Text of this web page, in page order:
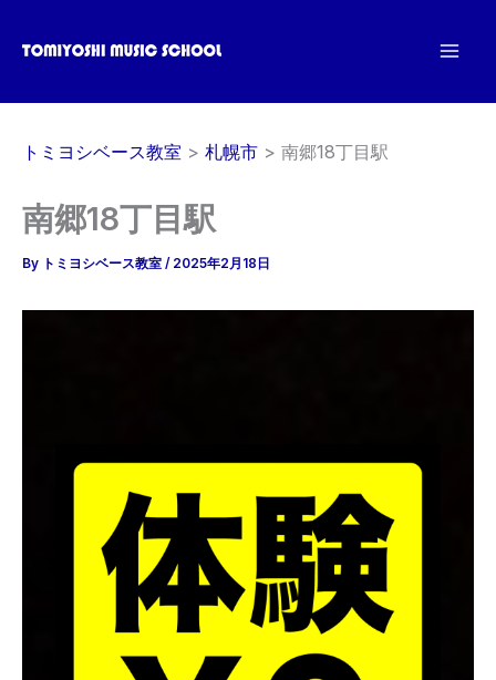
ス
トミヨシベース教室 札幌市 南郷18丁目駅
南郷18丁目駅
By トミヨシベース教室 / 2025年2月18日